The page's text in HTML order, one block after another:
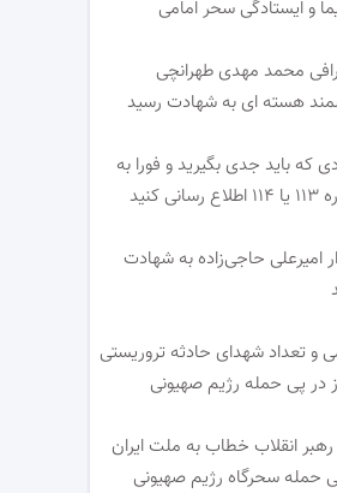
و ایستادگی سحر امامی
محمد مهدی طهرانچی
هسته ای به شهادت رسید
که باید جدی بگیرید و فورا به
کنید
امیرعلی حاجی‌زاده به شهادت
و تعداد شهدای حادثه تروریستی
در پی حمله رژیم صهیونی
رهبر انقلاب خطاب به ملت ایران
حمله سحرگاه رژیم صهیونی